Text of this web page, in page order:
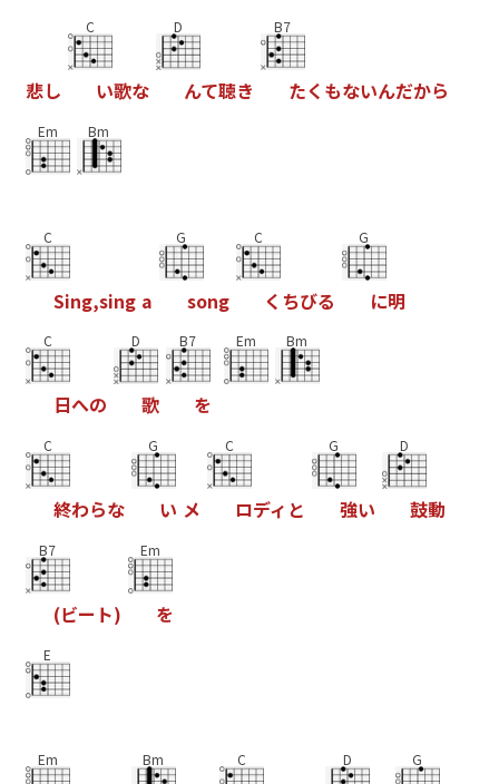
悲し
C
い歌な
D
んて聴き
B7
たく もないんだから
Em Bm
C
Sing,sing a
G
song
C
く ちびる
G
に明
C
日への
D
歌
B7
を
Em Bm
C
終わらな
G
い メ
C
ロディ と
G
強い
D
鼓動
B7
(ビー ト)
Em
を
E
Em Bm C D G